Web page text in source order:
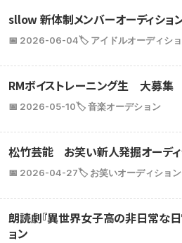
sllow 新体制メンバーオーディショ
📅 2026-06-04🏷️ アイドルオーディシ
RMボイストレーニング生 大募集
📅 2026-05-10🏷️ 音楽オーデション
松竹芸能 お笑い新人発掘オーディ
📅 2026-04-27🏷️ お笑いオーディション
朗読劇『異世界女子高の非日常な日
ョン